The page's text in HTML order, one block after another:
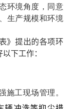
环境角度，同意
生产规模和环境
》提出的各项环
下工作：
施工现场管理。